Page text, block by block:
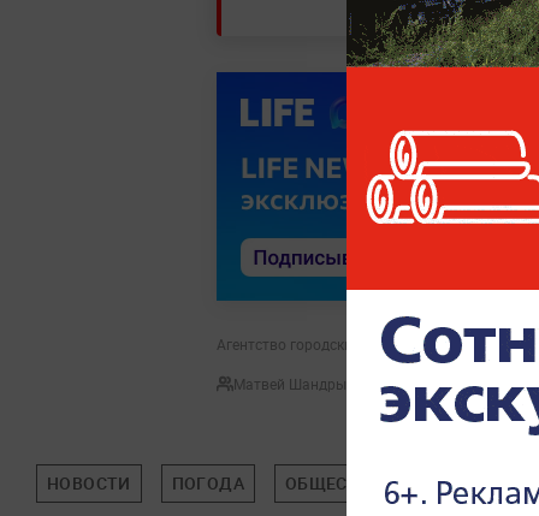
Агентство городских новостей "Москва" /
Матвей Шандрыголов
НОВОСТИ ПОГОДА ОБЩЕСТВО МОСКВА